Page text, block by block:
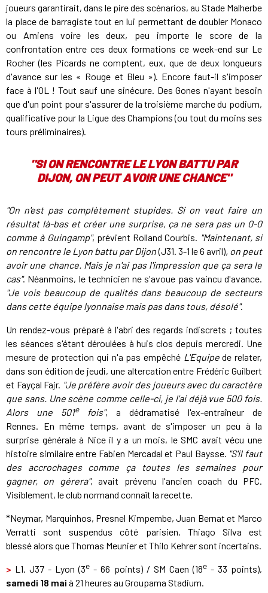
joueurs garantirait, dans le pire des scénarios, au Stade Malherbe
la place de barragiste tout en lui permettant de doubler Monaco
ou Amiens voire les deux, peu importe le score de la
confrontation entre ces deux formations ce week-end sur Le
Rocher (les Picards ne comptent, eux, que de deux longueurs
d'avance sur les « Rouge et Bleu »). Encore faut-il s'imposer
face à l'OL ! Tout sauf une sinécure. Des Gones n'ayant besoin
que d'un point pour s'assurer de la troisième marche du podium,
qualificative pour la Ligue des Champions (ou tout du moins ses
tours préliminaires).
"SI ON RENCONTRE LE LYON BATTU PAR
DIJON, ON PEUT AVOIR UNE CHANCE"
"On n'est pas complètement stupides. Si on veut faire un
résultat là-bas et créer une surprise, ça ne sera pas un 0-0
comme à Guingamp", prévient Rolland Courbis. "Maintenant, si
on rencontre le Lyon battu par Dijon(J31. 3-1 le 6 avril), on peut
avoir une chance. Mais je n'ai pas l'impression que ça sera le
cas". Néanmoins, le technicien ne s'avoue pas vaincu d'avance.
"Je vois beaucoup de qualités dans beaucoup de secteurs
dans cette équipe lyonnaise mais pas dans tous, désolé".
Un rendez-vous préparé à l'abri des regards indiscrets ; toutes
les séances s'étant déroulées à huis clos depuis mercredi. Une
mesure de protection qui n'a pas empêché L'Equipede relater,
dans son édition de jeudi, une altercation entre Frédéric Guilbert
et Fayçal Fajr. "Je préfère avoir des joueurs avec du caractère
que sans. Une scène comme celle-ci, je l'ai déjà vue 500 fois.
Alors une 501efois", a dédramatisé l'ex-entraîneur de
Rennes. En même temps, avant de s'imposer un peu à la
surprise générale à Nice il y a un mois, le SMC avait vécu une
histoire similaire entre Fabien Mercadal et Paul Baysse. "S'il faut
des accrochages comme ça toutes les semaines pour
gagner, on gérera", avait prévenu l'ancien coach du PFC.
Visiblement, le club normand connaît la recette.
*Neymar, Marquinhos, Presnel Kimpembe, Juan Bernat et Marco
Verratti sont suspendus côté parisien, Thiago Silva est
blessé alors que Thomas Meunier et Thilo Kehrer sont incertains.
> L1. J37 - Lyon (3e - 66 points) / SM Caen (18e- 33 points),
samedi 18 mai à 21 heures au Groupama Stadium.